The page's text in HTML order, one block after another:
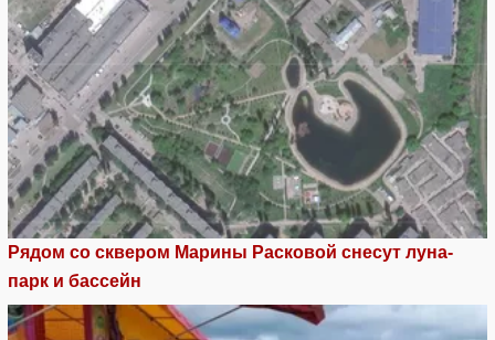
Рядом со сквером Марины Расковой снесут луна-
парк и бассейн